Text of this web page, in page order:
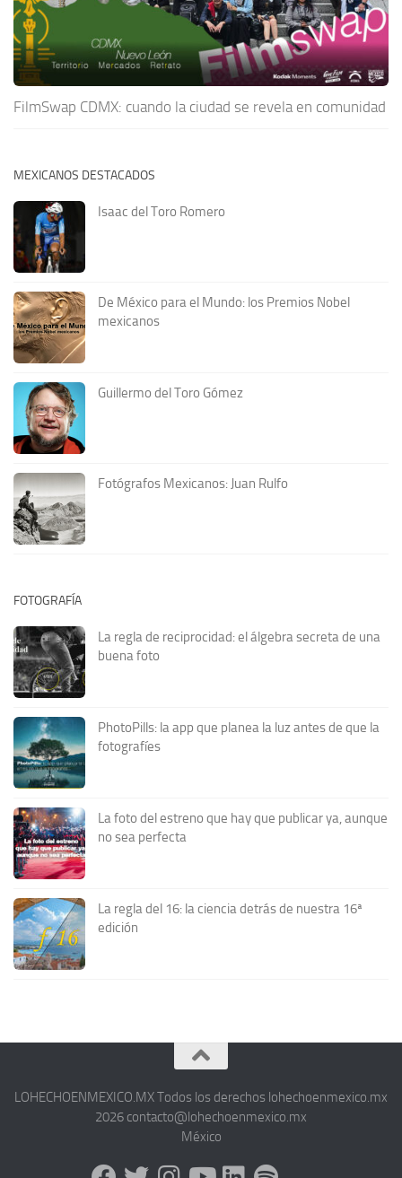
FilmSwap CDMX: cuando la ciudad se revela en comunidad
MEXICANOS DESTACADOS
Isaac del Toro Romero
De México para el Mundo: los Premios Nobel
mexicanos
Guillermo del Toro Gómez
Fotógrafos Mexicanos: Juan Rulfo
FOTOGRAFÍA
La regla de reciprocidad: el álgebra secreta de una
buena foto
PhotoPills: la app que planea la luz antes de que la
fotografíes
La foto del estreno que hay que publicar ya, aunque
no sea perfecta
La regla del 16: la ciencia detrás de nuestra 16ª
edición
LOHECHOENMEXICO.MX Todos los derechos lohechoenmexico.mx
2026 contacto@lohechoenmexico.mx
México